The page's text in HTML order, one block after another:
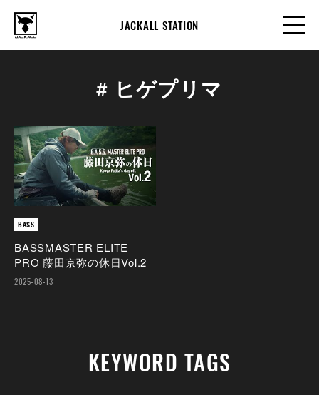
JACKALL STATION
# ヒゲプリマ
BASS
BASSMASTER ELITE
PRO 藤田京弥の休日Vol.2
2025-08-13
KEYWORD TAGS